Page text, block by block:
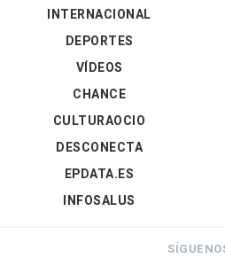
INTERNACIONAL
DEPORTES
VÍDEOS
CHANCE
CULTURAOCIO
DESCONECTA
EPDATA.ES
INFOSALUS